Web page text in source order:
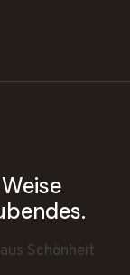
Schönheit